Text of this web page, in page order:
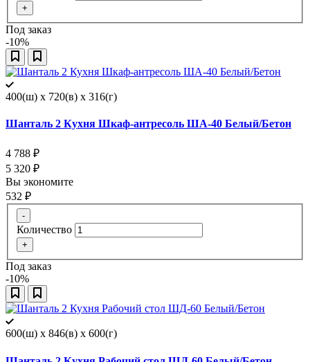
+
Под заказ
-10%
400(ш) x 720(в) x 316(г)
Шанталь 2 Кухня Шкаф-антресоль ША-40 Белый/Бетон
4 788 ₽
5 320 ₽
Вы экономите
532 ₽
-
Количество
+
Под заказ
-10%
600(ш) x 846(в) x 600(г)